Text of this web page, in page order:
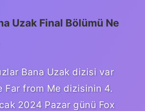
Uzak Final Bölümü Ne
Bana Uzak dizisi var
Far from Me dizisinin 4.
2024 Pazar günü Fox